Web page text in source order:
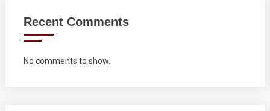
Recent Comments
No comments to show.